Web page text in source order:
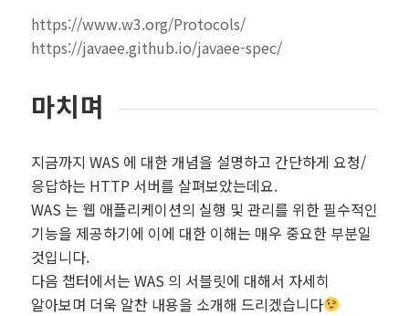
https://www.w3.org/Protocols/
https://javaee.github.io/javaee-spec/
마치며
지금까지 WAS 에 대한 개념을 설명하고 간단하게 요청/
응답하는 HTTP 서버를 살펴보았는데요.
WAS 는 웹 애플리케이션의 실행 및 관리를 위한 필수적인
기능을 제공하기에 이에 대한 이해는 매우 중요한 부분일
것입니다.
다음 챕터에서는 WAS 의 서블릿에 대해서 자세히
알아보며 더욱 알찬 내용을 소개해 드리겠습니다